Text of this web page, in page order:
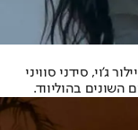
ג'וי, סידני סוויני
בהוליווד.